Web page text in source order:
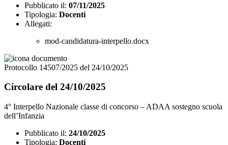
Pubblicato il: 07/11/2025
Tipologia: Docenti
Allegati:
mod-candidatura-interpello.docx
Protocollo 14507/2025 del 24/10/2025
Circolare del 24/10/2025
4° Interpello Nazionale classe di concorso – ADAA sostegno scuola
dell’Infanzia
Pubblicato il: 24/10/2025
Tipologia: Docenti